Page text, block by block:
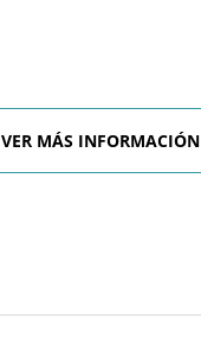
VER MÁS INFORMACIÓN